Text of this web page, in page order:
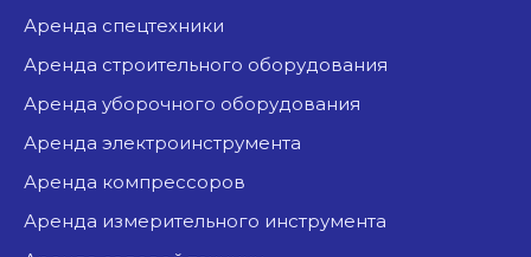
аренда спецтехники
аренда строительного оборудования
аренда уборочного оборудования
аренда электроинструмента
аренда компрессоров
аренда измерительного инструмента